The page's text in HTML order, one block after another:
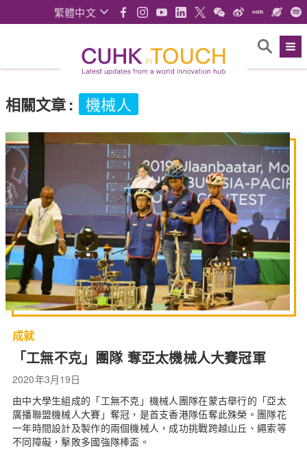
繁體中文
相關文章: 機械人
成就
「工無不克」團隊 奪亞太機械人大賽冠軍
2020年3月19日
由中大學生組成的「工無不克」機械人團隊在蒙古舉行的「亞太
廣播聯盟機械人大賽」奪冠，是首支香港隊伍奪此殊榮。團隊花
一年時間設計及製作的兩個機械人，成功挑戰跨越山丘、繩索等
不同障礙，擊敗多國強隊棒盃。